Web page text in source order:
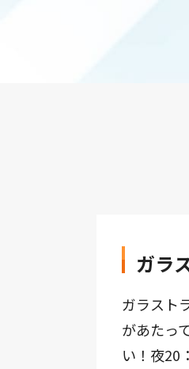
ガラ
ガラスト
があたっ
い！夜20